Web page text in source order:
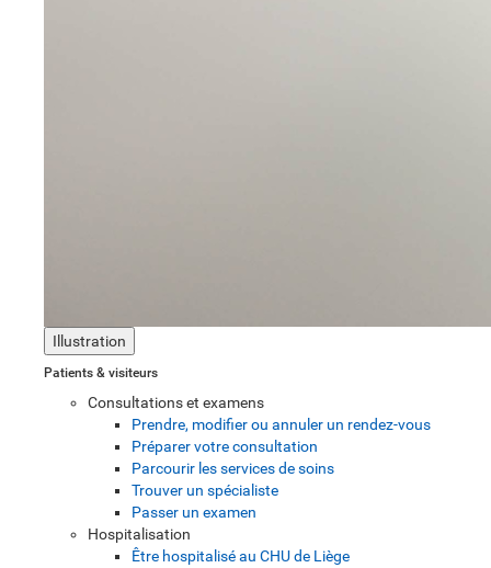
Illustration
Patients & visiteurs
Consultations et examens
Prendre, modifier ou annuler un rendez-vous
Préparer votre consultation
Parcourir les services de soins
Trouver un spécialiste
Passer un examen
Hospitalisation
Être hospitalisé au CHU de Liège